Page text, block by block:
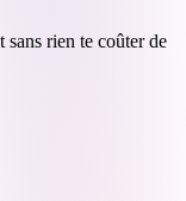
rien te coûter de